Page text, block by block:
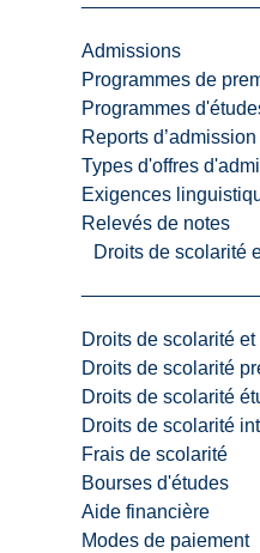
Admissions
Programmes de
Programmes
Reports d’admission
Types d'offres
Exigences
Relevés de notes
Droits de scolarité
Droits de scolarité
Droits de scolarité
Droits de scolarité
Droits de scolarité
Frais de scolarité
Bourses d'études
Aide financière
Modes de paiement